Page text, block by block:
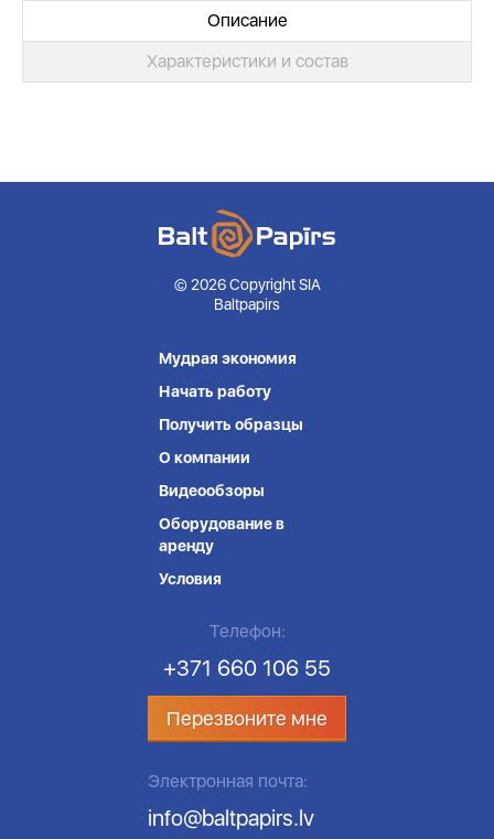
Описание
Характеристики и состав
© 2026 Copyright SIA
Baltpapirs
Мудрая экономия
Начать работу
Получить образцы
О компании
Видеообзоры
Оборудование в
аренду
Условия
Телефон:
+371 660 106 55
Перезвоните мне
Электронная почта:
info@baltpapirs.lv